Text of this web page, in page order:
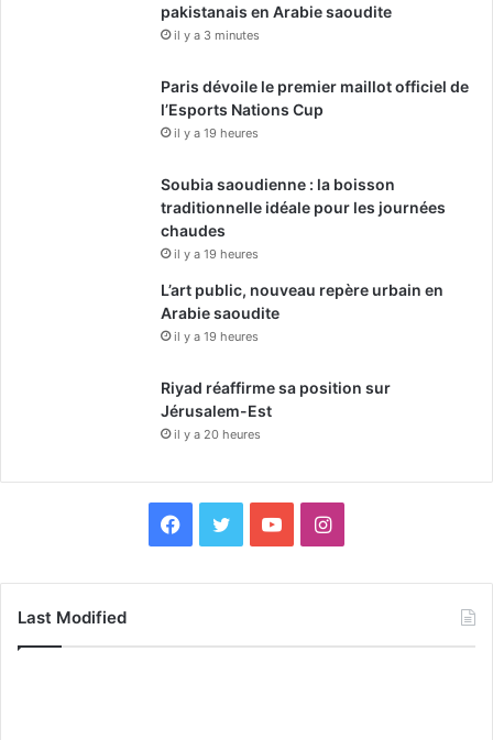
pakistanais en Arabie saoudite
il y a 3 minutes
Paris dévoile le premier maillot officiel de
l’Esports Nations Cup
il y a 19 heures
Soubia saoudienne : la boisson
traditionnelle idéale pour les journées
chaudes
il y a 19 heures
L’art public, nouveau repère urbain en
Arabie saoudite
il y a 19 heures
Riyad réaffirme sa position sur
Jérusalem-Est
il y a 20 heures
I
Last Modified